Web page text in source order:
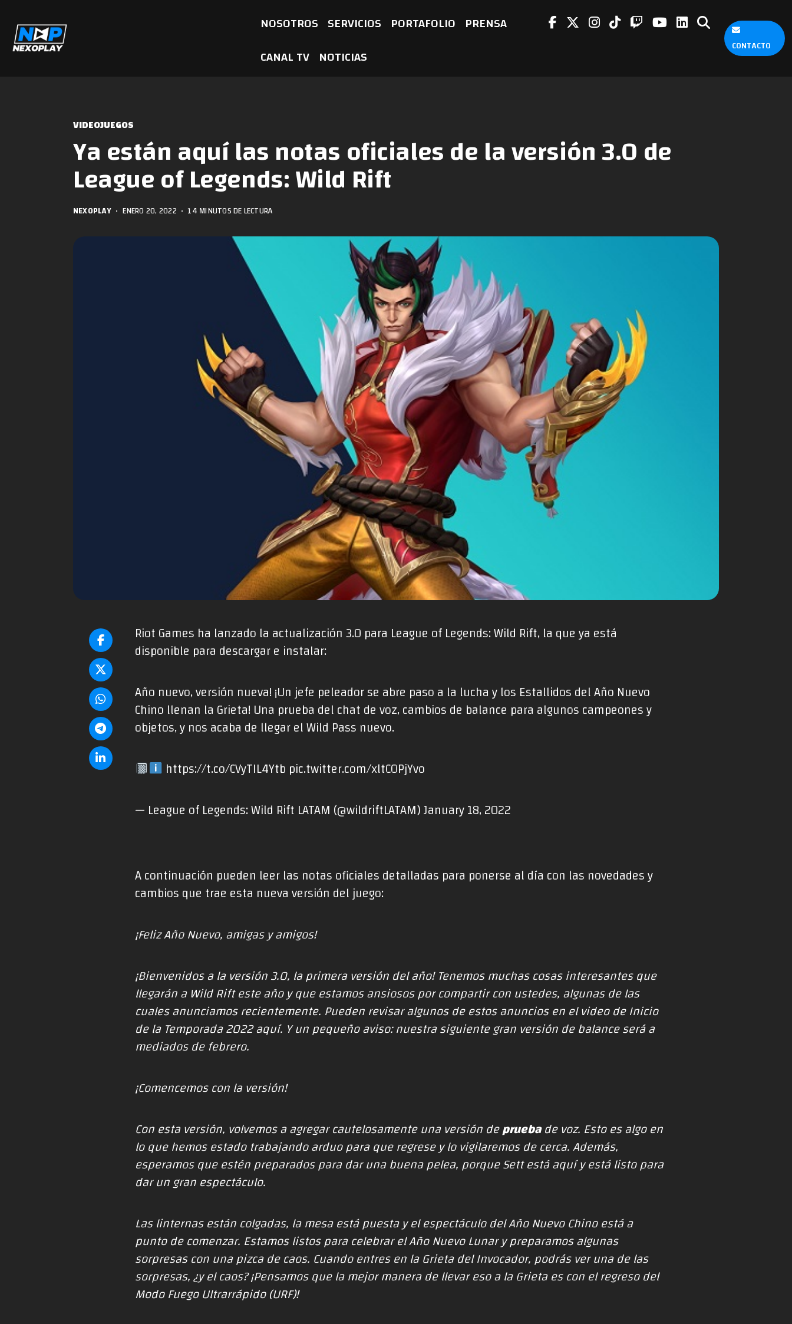
NOSOTROS SERVICIOS PORTAFOLIO PRENSA
CANAL TV NOTICIAS CONTACTO
VIDEOJUEGOS
Ya están aquí las notas oficiales de la versión 3.0 de
League of Legends: Wild Rift
NEXOPLAY • ENERO 20, 2022 • 14 MINUTOS DE LECTURA
Riot Games ha lanzado la actualización 3.0 para League of Legends: Wild Rift, la que ya está
disponible para descargar e instalar:
Año nuevo, versión nueva! ¡Un jefe peleador se abre paso a la lucha y los Estallidos del Año Nuevo
Chino llenan la Grieta! Una prueba del chat de voz, cambios de balance para algunos campeones y
objetos, y nos acaba de llegar el Wild Pass nuevo.
https://t.co/CVyTIL4Ytb pic.twitter.com/xltCOPjYvo
— League of Legends: Wild Rift LATAM (@wildriftLATAM)January 18, 2022
A continuación pueden leer las notas oficiales detalladas para ponerse al día con las novedades y
cambios que trae esta nueva versión del juego:
¡Feliz Año Nuevo, amigas y amigos!
¡Bienvenidos a la versión 3.0, la primera versión del año! Tenemos muchas cosas interesantes que
llegarán a Wild Rift este año y que estamos ansiosos por compartir con ustedes, algunas de las
cuales anunciamos recientemente. Pueden revisar algunos de estos anuncios en el video de Inicio
de la Temporada 2022aquí. Y un pequeño aviso: nuestra siguiente gran versión de balance será a
mediados de febrero.
¡Comencemos con la versión!
Con esta versión, volvemos a agregar cautelosamente una versión depruebade voz. Esto es algo en
lo que hemos estado trabajando arduo para que regrese y lo vigilaremos de cerca. Además,
esperamos que estén preparados para dar una buena pelea, porque Sett está aquí y está listo para
dar un gran espectáculo.
Las linternas están colgadas, la mesa está puesta y el espectáculo del Año Nuevo Chino está a
punto de comenzar. Estamos listos para celebrar el Año Nuevo Lunar y preparamos algunas
sorpresas con una pizca de caos. Cuando entres en la Grieta del Invocador, podrás ver una de las
sorpresas, ¿y el caos? ¡Pensamos que la mejor manera de llevar eso a la Grieta es con el regreso del
Modo Fuego Ultrarrápido (URF)!